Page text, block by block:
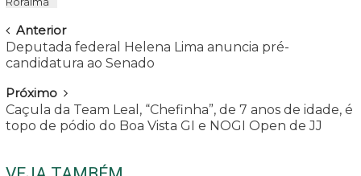
Navegar
Anterior
Deputada federal Helena Lima anuncia pré-
candidatura ao Senado
Próximo
Caçula da Team Leal, “Chefinha”, de 7 anos de idade, é
topo de pódio do Boa Vista GI e NOGI Open de JJ